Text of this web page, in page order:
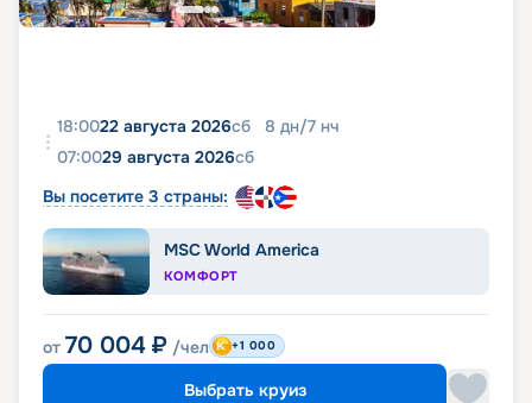
18:0022 августа 2026сб 8 дн/7 нч
07:0029 августа 2026сб
Вы посетите 3 страны:
MSC World America
КОМФОРТ
от 70 004 ₽ /чел +1 000
Выбрать круиз